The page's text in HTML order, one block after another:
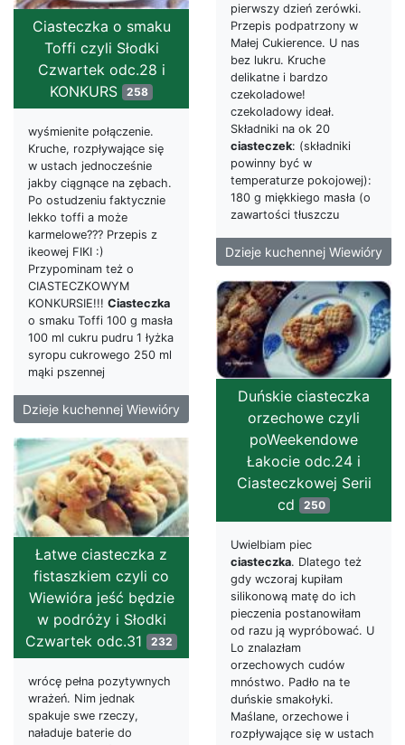
pierwszy dzień zerówki.
Przepis podpatrzony w
Małej Cukierence. U nas
bez lukru. Kruche
delikatne i bardzo
czekoladowe!
czekoladowy ideał.
Składniki na ok 20
ciasteczek: (składniki
powinny być w
temperaturze pokojowej):
180 g miękkiego masła (o
zawartości tłuszczu
Dzieje kuchennej Wiewióry
Ciasteczka o smaku
Toffi czyli Słodki
Czwartek odc.28 i
KONKURS 258
wyśmienite połączenie.
Kruche, rozpływające się
w ustach jednocześnie
jakby ciągnące na zębach.
Po ostudzeniu faktycznie
lekko toffi a może
karmelowe??? Przepis z
ikeowej FIKI :)
Przypominam też o
CIASTECZKOWYM
KONKURSIE!!! Ciasteczka
o smaku Toffi 100 g masła
100 ml cukru pudru 1 łyżka
syropu cukrowego 250 ml
mąki pszennej
Dzieje kuchennej Wiewióry
Duńskie ciasteczka
orzechowe czyli
poWeekendowe
Łakocie odc.24 i
Ciasteczkowej Serii
cd 250
Uwielbiam piec
ciasteczka. Dlatego też
gdy wczoraj kupiłam
silikonową matę do ich
pieczenia postanowiłam
od razu ją wypróbować. U
Lo znalazłam
orzechowych cudów
mnóstwo. Padło na te
duńskie smakołyki.
Maślane, orzechowe i
rozpływające się w ustach
Łatwe ciasteczka z
fistaszkiem czyli co
Wiewióra jeść będzie
w podróży i Słodki
Czwartek odc.31 232
wrócę pełna pozytywnych
wrażeń. Nim jednak
spakuje swe rzeczy,
naładuje baterie do